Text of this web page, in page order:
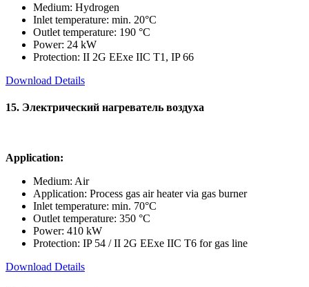
Medium: Hydrogen
Inlet temperature: min. 20°C
Outlet temperature: 190 °C
Power: 24 kW
Protection: II 2G EExe IIC T1, IP 66
Download Details
15. Электрический нагреватель воздуха
Application:
Medium: Air
Application: Process gas air heater via gas burner
Inlet temperature: min. 70°C
Outlet temperature: 350 °C
Power: 410 kW
Protection: IP 54 / II 2G EExe IIC T6 for gas line
Download Details